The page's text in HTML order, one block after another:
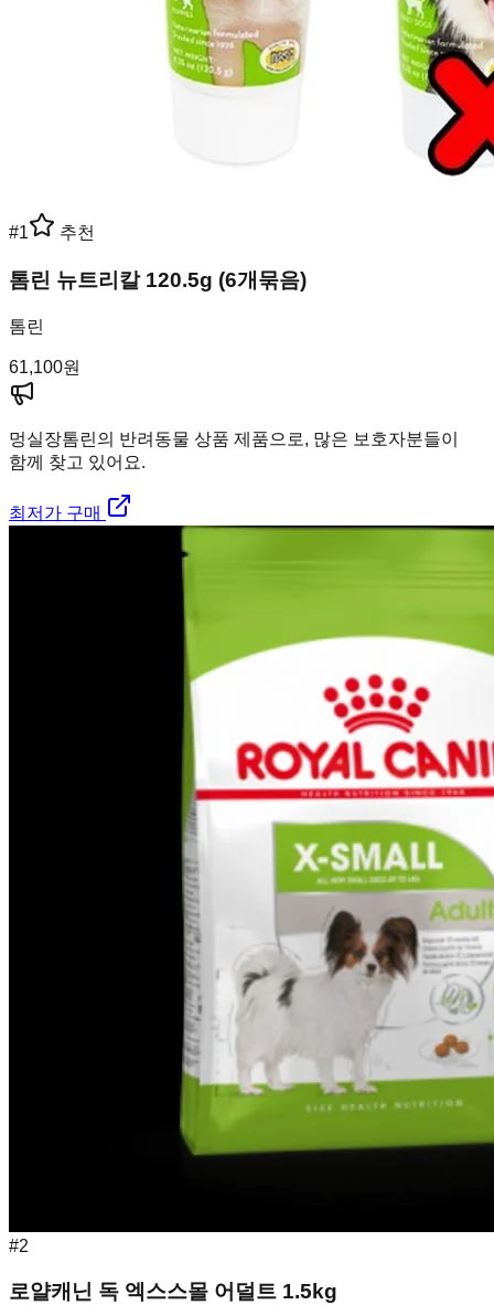
#1 추천
톰린 뉴트리칼 120.5g (6개묶음)
톰린
61,100원
멍실장톰린의 반려동물 상품 제품으로, 많은 보호자분들이
함께 찾고 있어요.
최저가 구매
#2
로얄캐닌 독 엑스스몰 어덜트 1.5kg